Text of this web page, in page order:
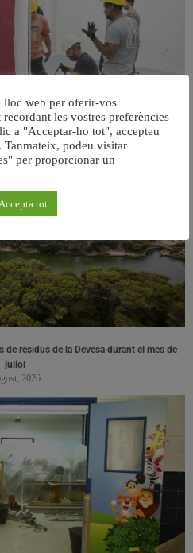
majors del barri de Sant Antoni
2026
residus de la Devesa durant el mes de
juliol
2026
lloc web per oferir-vos
les vostres preferències
a "Acceptar-ho tot", accepteu
Tanmateix, podeu visitar
per proporcionar un
tot